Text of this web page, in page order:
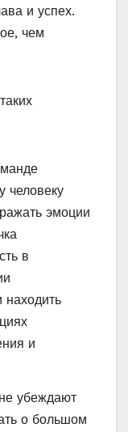
и успех.
чем
человеку
эмоции
в
находить
и
убеждают
о большом